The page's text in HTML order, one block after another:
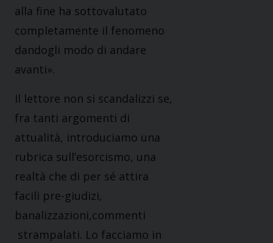
alla fine ha sottovalutato
completamente il fenomeno
dandogli modo di andare
avanti».
Il lettore non si scandalizzi se,
fra tanti argomenti di
attualità, introduciamo una
rubrica sull’esorcismo, una
realtà che di per sé attira
facili pre-giudizi,
banalizzazioni,commenti
strampalati. Lo facciamo in